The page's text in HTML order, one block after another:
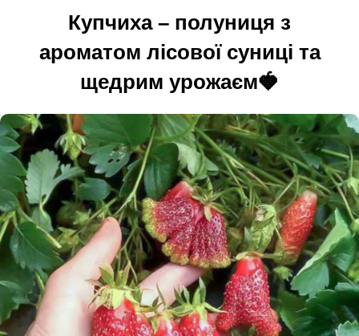
Купчиха – полуниця з
ароматом лісової суниці та
щедрим урожаєм🍓